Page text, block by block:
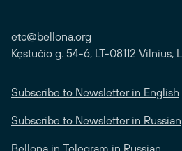
etc@bellona.org
Kęstučio g. 54-6, LT-08112 Vilnius,
Subscribe to Newsletter in English
Subscribe to Newsletter in Russian
Bellona in Telegram in Russian